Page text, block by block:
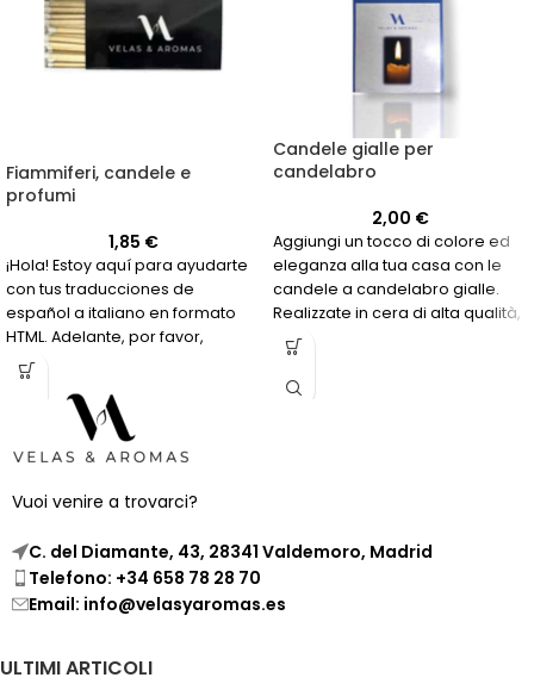
Fiammiferi, candele e
profumi
1,85 €
¡Hola! Estoy aquí para ayudarte
con tus traducciones de
español a italiano en formato
HTML. Adelante, por favor,
envíame el texto que necesitas
traducir y yo me encargaré de
hacerlo de manera precisa y sin
aumentar el número de
caracteres. ¡Estoy listo para
Candele gialle per
candelabro
2,00 €
Aggiungi un tocco di colore ed
eleganza alla tua casa con le
candele a candelabro gialle.
Realizzate in cera di alta qualità,
il loro vibrante colore giallo e la
loro lunga durata le rendono
ideali per essere utilizzate in
Vuoi venire a trovarci?
C. del Diamante, 43, 28341 Valdemoro, Madrid
Telefono: +34 658 78 28 70
Email: info@velasyaromas.es
ULTIMI ARTICOLI